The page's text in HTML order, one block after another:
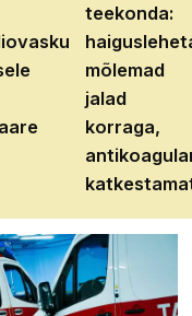
teekonda:
mõlemad
jalad
korraga,